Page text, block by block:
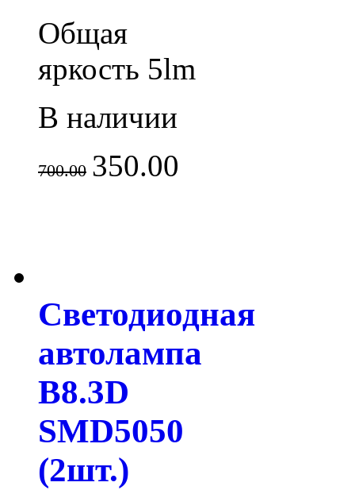
Общая
яркость 5lm
В наличии
700.00 350.00
Светодиодная
автолампа
B8.3D
SMD5050
(2шт.)